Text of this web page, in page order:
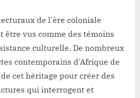
de l'ère coloniale
être vus comme des témoins
culturelle. De nombreux
contemporains d'Afrique de
cet héritage pour créer des
qui interrogent et